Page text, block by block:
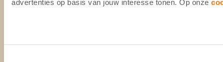
advertenties op basis van jouw interesse tonen. Op onze